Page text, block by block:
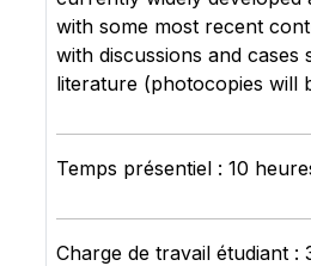
with some most recent
with discussions and
literature (photocopies will
Temps présentiel : 10
Charge de travail étudiant :